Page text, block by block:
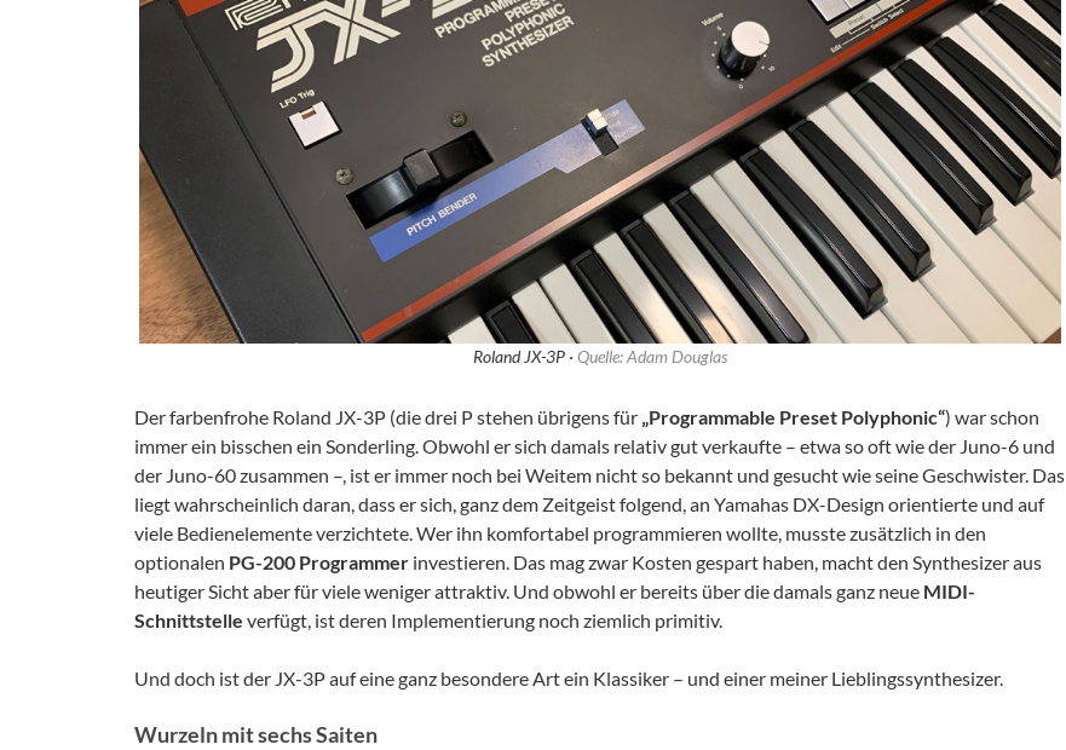
Roland JX-3P · Quelle: Adam Douglas
Der farbenfrohe Roland JX-3P (die drei P stehen übrigens für „Programmable Preset Polyphonic“) war schon
immer ein bisschen ein Sonderling. Obwohl er sich damals relativ gut verkaufte – etwa so oft wie der Juno-6 und
der Juno-60 zusammen –, ist er immer noch bei Weitem nicht so bekannt und gesucht wie seine Geschwister. Das
liegt wahrscheinlich daran, dass er sich, ganz dem Zeitgeist folgend, an Yamahas DX-Design orientierte und auf
viele Bedienelemente verzichtete. Wer ihn komfortabel programmieren wollte, musste zusätzlich in den
optionalen PG-200 Programmer investieren. Das mag zwar Kosten gespart haben, macht den Synthesizer aus
heutiger Sicht aber für viele weniger attraktiv. Und obwohl er bereits über die damals ganz neue MIDI-
Schnittstelle verfügt, ist deren Implementierung noch ziemlich primitiv.
Und doch ist der JX-3P auf eine ganz besondere Art ein Klassiker – und einer meiner Lieblingssynthesizer.
Wurzeln mit sechs Saiten